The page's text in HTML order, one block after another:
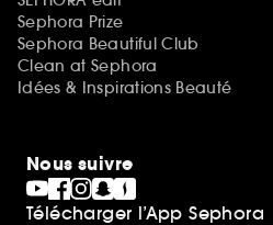
Sephora Prize
Sephora Beautiful Club
Clean at Sephora
Idées & Inspirations Beauté
Nous suivre
Télécharger l’App Sephora